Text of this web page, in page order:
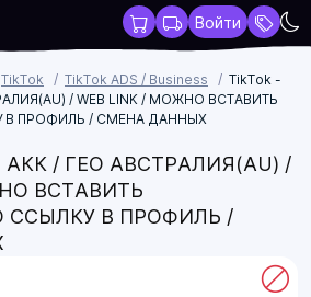
Войти
TikTok TikTok ADS / Business
TikTok -
/ WEB LINK / МОЖНО ВСТАВИТЬ
В ПРОФИЛЬ / СМЕНА ДАННЫХ
АКК / ГЕО АВСТРАЛИЯ(AU) /
ВСТАВИТЬ
ССЫЛКУ В ПРОФИЛЬ /